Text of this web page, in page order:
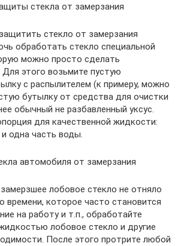
стекла от замерзания
стекло от замерзания
обработать стекло специальной
можно просто сделать
этого возьмите пустую
с распылителем (к примеру, можно
бутылку от средства для очистки
обычный не разбавленный уксус.
для качественной жидкости:
и одна часть воды.
автомобиля от замерзания
лобовое стекло не отняло
времени, которое часто становится
на работу и т.п., обработайте
лобовое стекло и другие
После этого протрите любой